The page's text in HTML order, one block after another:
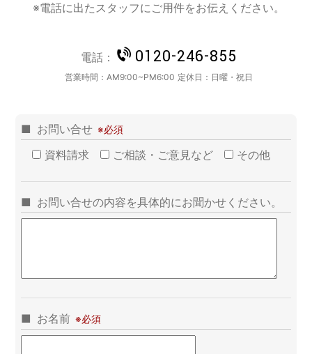
※電話に出たスタッフにご用件をお伝えください。
電話： 0120-246-855
営業時間：AM9:00~PM6:00 定休日： 日曜・祝日
お問い合せ
資料請求
ご相談・ご意見など その他
お問い合せの内容を具体的にお聞かせください。
お名前